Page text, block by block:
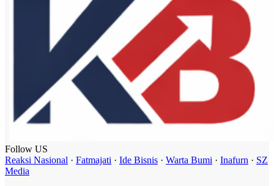
Follow US
Reaksi Nasional · Fatmajati · Ide Bisnis · Warta Bumi · Inafurn · SZ
Media